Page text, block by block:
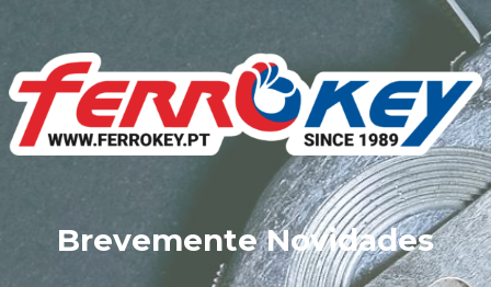
content
Brevemente Novidades